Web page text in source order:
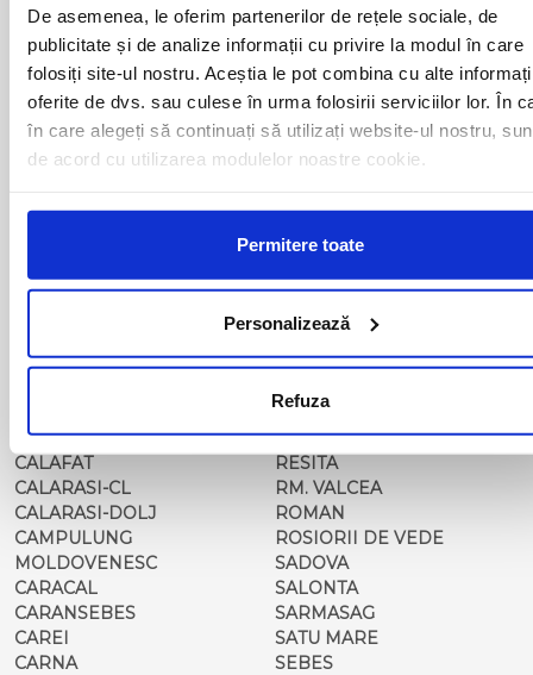
De asemenea, le oferim partenerilor de rețele sociale, de
publicitate și de analize informații cu privire la modul în care
folosiți site-ul nostru. Aceștia le pot combina cu alte
oferite de dvs. sau culese în urma folosirii serviciilor lor. În
în care alegeți să continuați să utilizați website-ul nostru,
de acord cu utilizarea modulelor noastre cookie.
Permitere toate
Personalizează
Refuza
BACAU
BAIA MARE
BAILE HERCULANE
BAILESTI
BALS-IS
BALS-OT
BARCA
BECHET
BISTRITA
BRAILA
BUZAU
CALAFAT
CALARASI-CL
CALARASI-DOLJ
CAMPULUNG
MOLDOVENESC
CARACAL
CARANSEBES
CAREI
CARNA
NUSFALAU
OLTENITA
ONESTI
ORADEA
ORSOVA
PASCANI
PERICEI
PETROSANI
PIATRA NEAMT
PITESTI
PLOIESTI
POIANA MARE
RAST
REGHIN
RESITA
RM. VALCEA
ROMAN
ROSIORII DE VEDE
SADOVA
SALONTA
SARMASAG
SATU MARE
SEBES